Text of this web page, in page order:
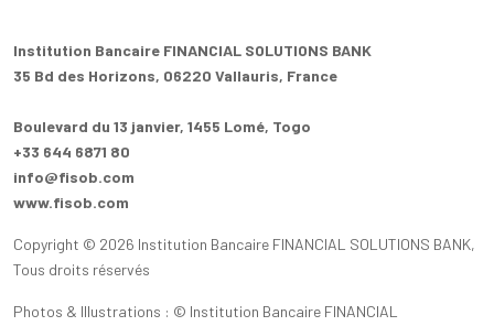
Institution Bancaire FINANCIAL SOLUTIONS BANK
35 Bd des Horizons, 06220 Vallauris, France
Boulevard du 13 janvier, 1455 Lomé, Togo
+33 644 6871 80
info@fisob.com
www.fisob.com
Copyright ©️ 2026 Institution Bancaire FINANCIAL SOLUTIONS BANK,
Tous droits réservés
Photos & Illustrations : ©️ Institution Bancaire FINANCIAL